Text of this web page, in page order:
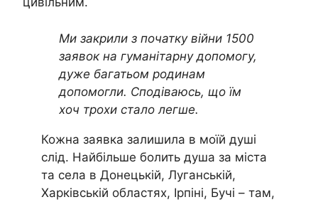
Ми закрили з початку війни 1500
заявок на гуманітарну допомогу,
дуже багатьом родинам
допомогли. Сподіваюсь, що їм
хоч трохи стало легше.
Кожна заявка залишила в моїй душі
слід. Найбільше болить душа за міста
та села в Донецькій, Луганській,
Харківській областях, Ірпіні, Бучі – там,